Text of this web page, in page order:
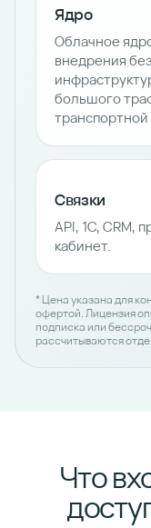
Ядро
Облачное
внедрения
большого
Связки
API, 1С, CRM,
кабинет.
* Цена указана для
офертой. Лицензия
подписка или
рассчитываются
Что